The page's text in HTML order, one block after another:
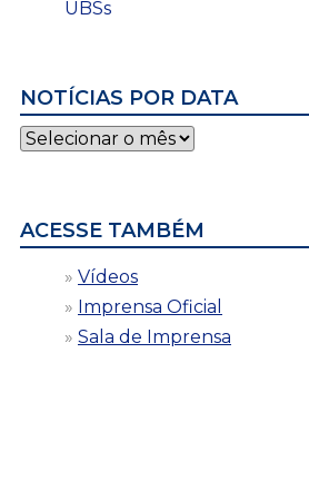
UBSs
NOTÍCIAS POR DATA
Notícias
por
ACESSE TAMBÉM
Vídeos
Imprensa Oficial
Sala de Imprensa